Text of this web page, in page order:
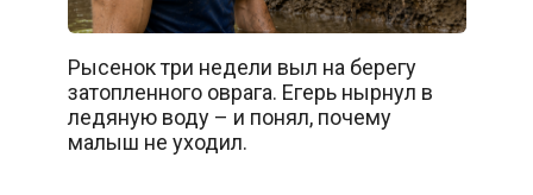
Рысенок три недели выл на берегу
затопленного оврага. Егерь нырнул в
ледяную воду – и понял, почему
малыш не уходил.